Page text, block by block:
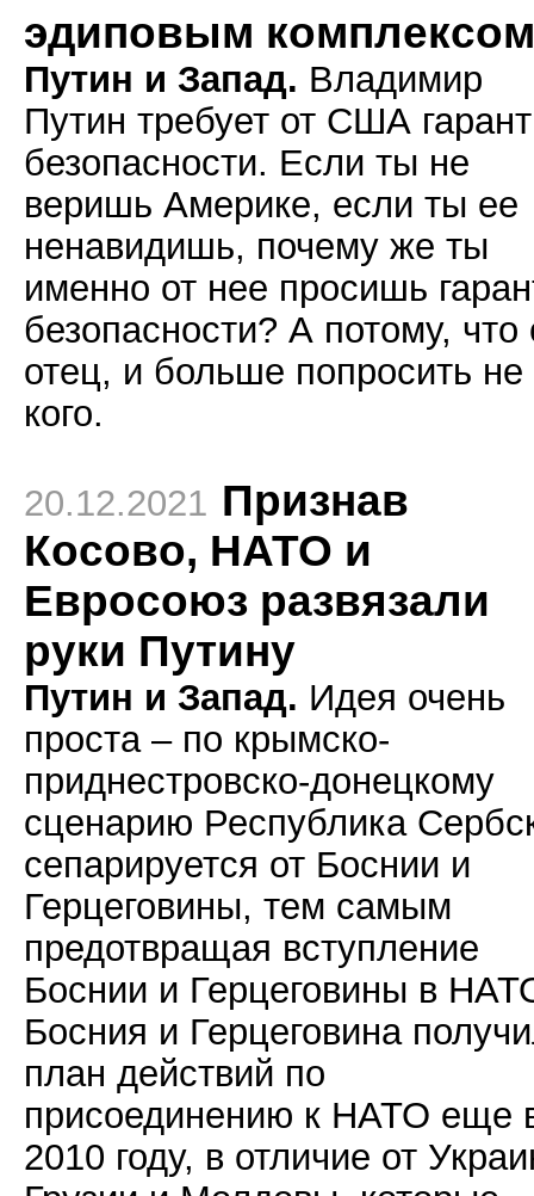
эдиповым комплексом
Путин и Запад. Владимир
Путин требует от США
безопасности. Если ты не
веришь Америке, если ты ее
ненавидишь, почему же ты
именно от нее просишь
безопасности? А потому, что
отец, и больше попросить не
кого.
20.12.2021 Признав
Косово, НАТО и
Евросоюз развязали
руки Путину
Путин и Запад. Идея очень
проста – по крымско-
приднестровско-донецкому
сценарию Республика
сепарируется от Боснии и
Герцеговины, тем самым
предотвращая вступление
Боснии и Герцеговины в
Босния и Герцеговина
план действий по
присоединению к НАТО еще
2010 году, в отличие от